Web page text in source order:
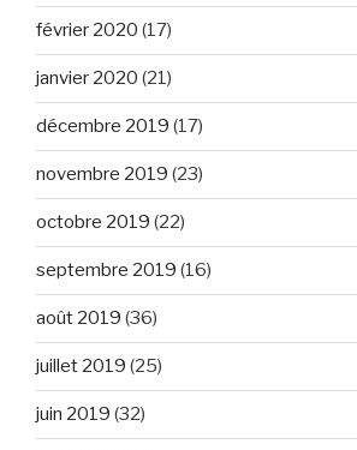
février 2020 (17)
janvier 2020 (21)
décembre 2019 (17)
novembre 2019 (23)
octobre 2019 (22)
septembre 2019 (16)
août 2019 (36)
juillet 2019 (25)
juin 2019 (32)